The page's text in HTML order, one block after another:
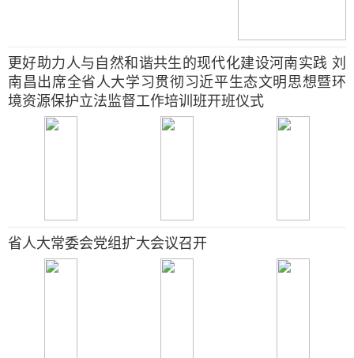
更好助力人与自然和谐共生的现代化建设河南实践 刘
南昌出席全省人大学习贯彻习近平生态文明思想暨环
境资源保护立法监督工作培训班开班仪式
省人大常委会党组扩大会议召开